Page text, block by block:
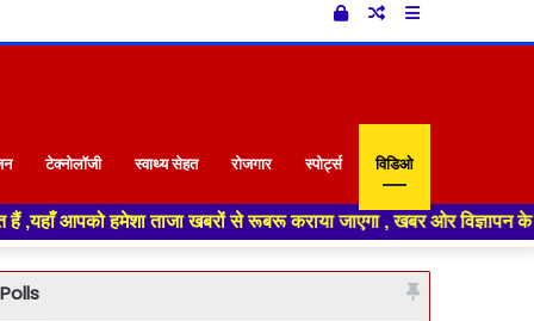
Sidebar
Random
Log
टेक्नोलॉजी स्वाथ्य सेहत रोजगार स्पोर्ट्स विडिओ
खबरों से रूबरू कराया जाएगा , खबर ओर विज्ञापन के लिए संपर्क करे +91
Polls